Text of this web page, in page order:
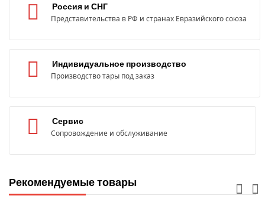
Россия и СНГ
Представительства в РФ и странах Евразийского союза
Индивидуальное производство
Производство тары под заказ
Сервис
Сопровождение и обслуживание
Рекомендуемые товары